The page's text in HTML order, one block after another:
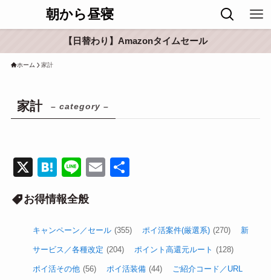
朝から昼寝
【日替わり】Amazonタイムセール
ホーム 家計
家計 – category –
X
H
e
n
a
Li
e
E
お得情報全般
キャンペーン／セール (355) ポイ活案件(厳選系) (270) 新
サービス／各種改定 (204) ポイント高還元ルート (128)
ポイ活その他 (56) ポイ活装備 (44) ご紹介コード／URL